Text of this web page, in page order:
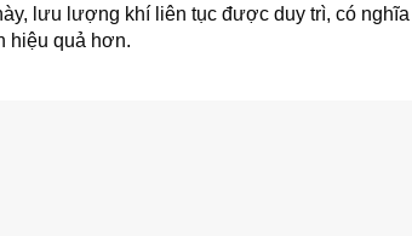
lưu lượng khí liên tục được duy trì, có nghĩa
hiệu quả hơn.